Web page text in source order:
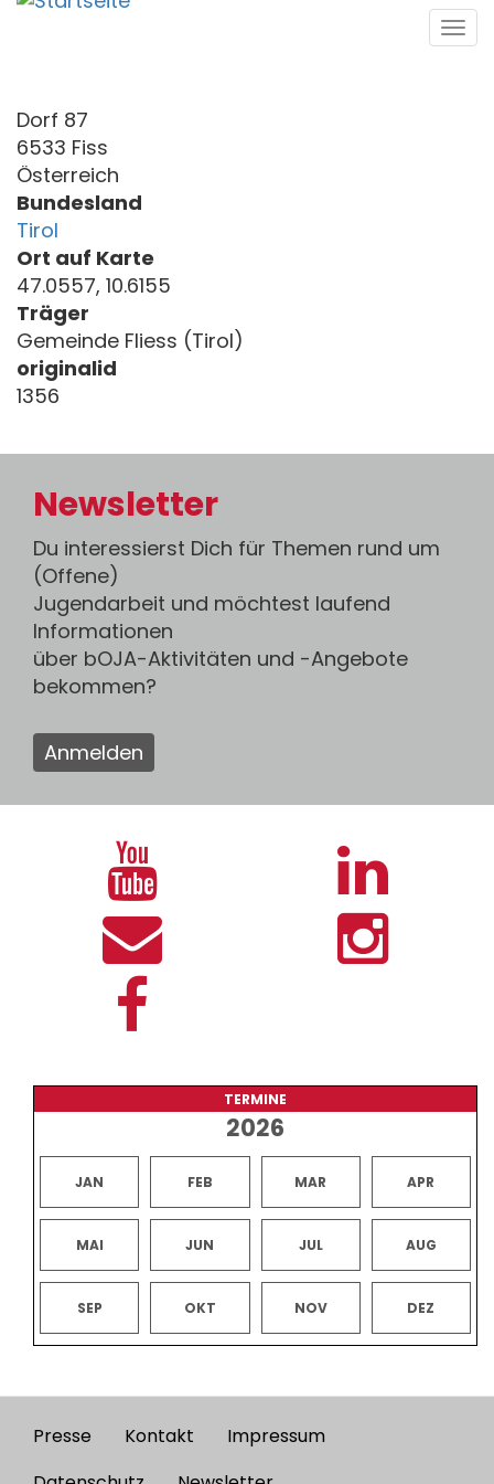
Direkt
Dorf 87
6533 Fiss
Österreich
Bundesland
Tirol
Ort auf Karte
47.0557, 10.6155
Träger
Gemeinde Fliess (Tirol)
originalid
1356
Newsletter
Du interessierst Dich für Themen rund um
(Offene)
Jugendarbeit und möchtest laufend
Informationen
über bOJA-Aktivitäten und -Angebote
bekommen?
Anmelden
TERMINE
2026
JAN FEB MAR APR
MAI JUN JUL AUG
SEP OKT NOV DEZ
Footer
Presse Kontakt
Impressum